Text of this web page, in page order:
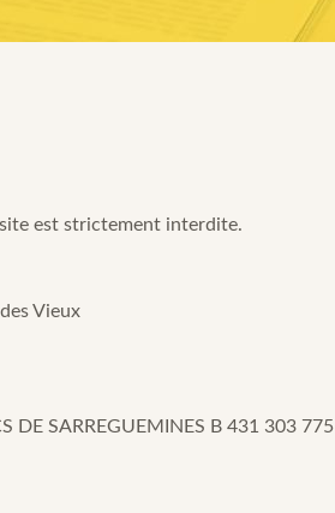
est strictement interdite.
Vieux
DE SARREGUEMINES B 431 303 775